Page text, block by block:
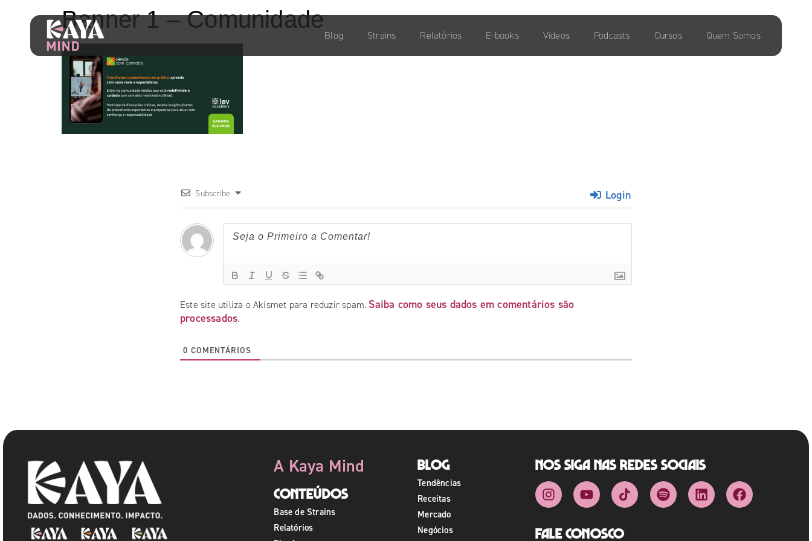
Blog Strains Relatórios E-books Vídeos Podcasts Cursos Quem Somos
Banner 1 – Comunidade
Subscribe Login
Este site utiliza o Akismet para reduzir spam. Saiba como seus dados em comentários são
processados.
0 COMENTÁRIOS
A Kaya Mind
Conteúdos
Base de Strains
Relatórios
Blog
Tendências
Receitas
Mercado
Negócios
Nos siga nas redes sociais
Fale Conosco